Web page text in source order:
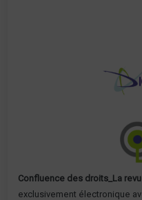
Confluence des droits_La
exclusivement électronique